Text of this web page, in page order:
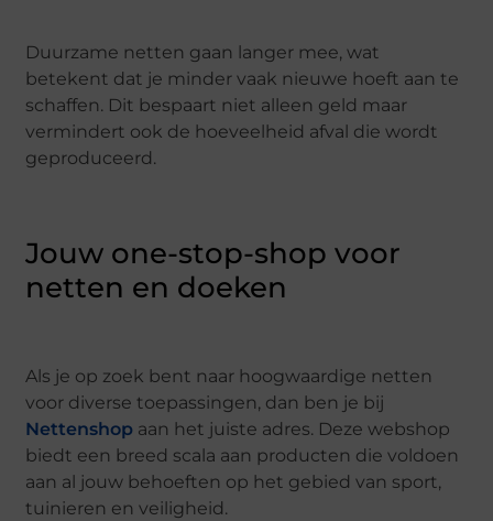
Duurzame netten gaan langer mee, wat
betekent dat je minder vaak nieuwe hoeft aan te
schaffen. Dit bespaart niet alleen geld maar
vermindert ook de hoeveelheid afval die wordt
geproduceerd.
Jouw one-stop-shop voor
netten en doeken
Als je op zoek bent naar hoogwaardige netten
voor diverse toepassingen, dan ben je bij
Nettenshop aan het juiste adres. Deze webshop
biedt een breed scala aan producten die voldoen
aan al jouw behoeften op het gebied van sport,
tuinieren en veiligheid.